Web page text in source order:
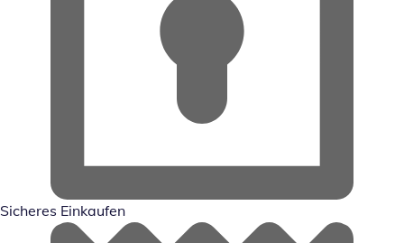
Sicheres Einkaufen